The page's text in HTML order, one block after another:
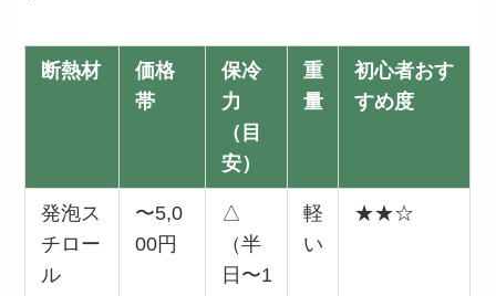
断熱材
価格
帯
保冷
力
（目
安）
重
量
初心者おす
すめ度
発泡ス
チロー
ル
〜5,0
00円
△
（半
日〜1
軽
い
★★☆